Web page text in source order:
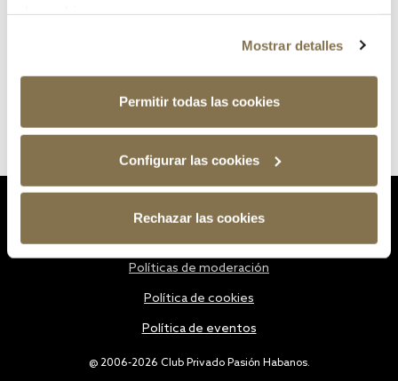
Mostrar detalles
Permitir todas las cookies
Configurar las cookies
Rechazar las cookies
@ 2006-2026 Club Privado Pasión Habanos.
Políticas de moderación
Política de cookies
Política de eventos